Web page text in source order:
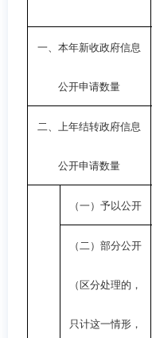
一、本年新收政府信息
公开申请数量
二、上年结转政府信息
公开申请数量
（一）予以公开
（二）部分公开
（区分处理的，
只计这一情形，